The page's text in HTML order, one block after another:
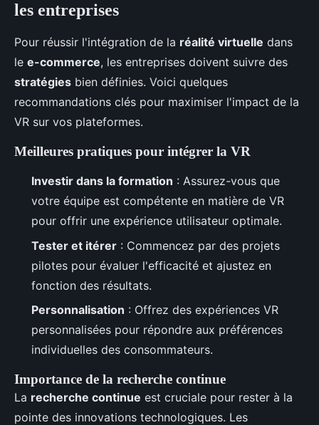
les entreprises
Pour réussir l'intégration de la réalité virtuelle dans
le e-commerce, les entreprises doivent suivre des
stratégies bien définies. Voici quelques
recommandations clés pour maximiser l'impact de la
VR sur vos plateformes.
Meilleures pratiques pour intégrer la VR
Investir dans la formation : Assurez-vous que
votre équipe est compétente en matière de VR
pour offrir une expérience utilisateur optimale.
Tester et itérer : Commencez par des projets
pilotes pour évaluer l'efficacité et ajustez en
fonction des résultats.
Personnalisation : Offrez des expériences VR
personnalisées pour répondre aux préférences
individuelles des consommateurs.
Importance de la recherche continue
La recherche continue est cruciale pour rester à la
pointe des innovations technologiques. Les